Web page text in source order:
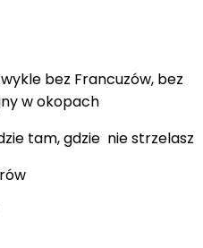
bez Francuzów, bez
w okopach
tam, gdzie nie strzelasz